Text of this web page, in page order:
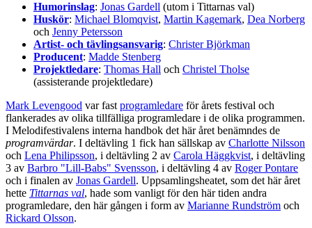
Humorinslag: Jonas Gardell (utom i Tittarnas val)
Huskör: Michael Blomqvist, Martin Kagemark, Dea Norberg
och Jenny Petersson
Artist- och tävlingsansvarig: Christer Björkman
Producent: Madde Stenberg
Projektledare: Thomas Hall och Christel Tholse
(assisterande projektledare)
Mark Levengood var fast programledare för årets festival och
flankerades av olika tillfälliga programledare i de olika programmen.
I Melodifestivalens interna handbok det här året benämndes de
programvärdar. I deltävling 1 fick han sällskap av Charlotte Nilsson
och Lena Philipsson, i deltävling 2 av Carola Häggkvist, i deltävling
3 av Barbro "Lill-Babs" Svensson, i deltävling 4 av Roger Pontare
och i finalen av Jonas Gardell. Uppsamlingsheatet, som det här året
hette Tittarnas val, hade som vanligt för den här tiden andra
programledare, den här gången i form av Marianne Rundström och
Rickard Olsson.